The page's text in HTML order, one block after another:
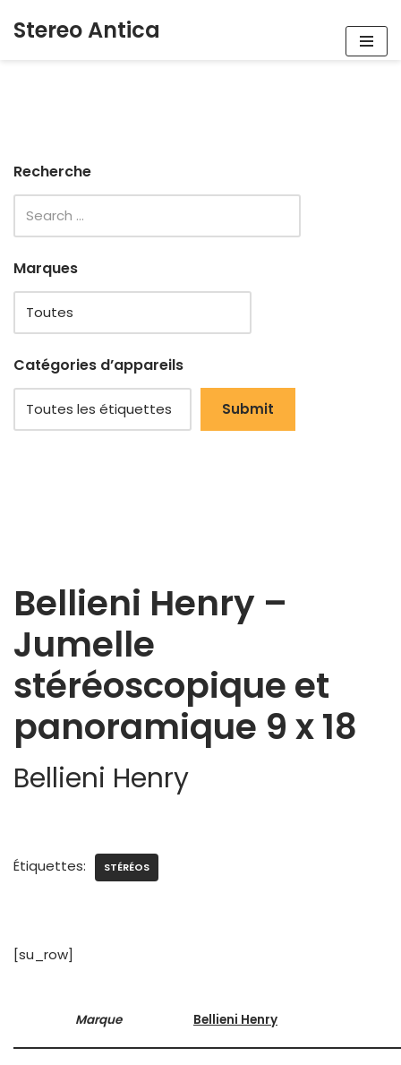
Stereo Antica
Recherche
Marques
Catégories d’appareils
Bellieni Henry –
Jumelle
stéréoscopique et
panoramique 9 x 18
Bellieni Henry
Étiquettes: STÉRÉOS
[su_row]
Marque Bellieni Henry